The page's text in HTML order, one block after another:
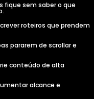
fique sem saber o que
roteiros que prendem
pararem de scrollar e
conteúdo de alta
alcance e